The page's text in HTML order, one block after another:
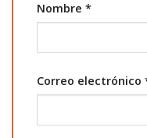
Nombre *
Correo electrónico